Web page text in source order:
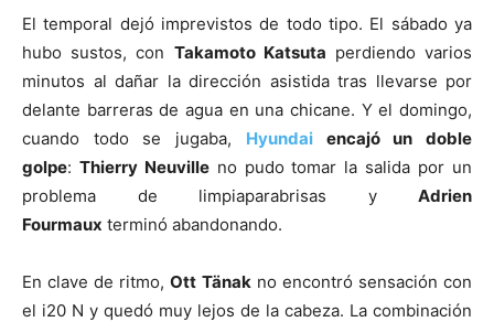
El temporal dejó imprevistos de todo tipo. El sábado ya
hubo sustos, con Takamoto Katsuta perdiendo varios
minutos al dañar la dirección asistida tras llevarse por
delante barreras de agua en una chicane. Y el domingo,
cuando todo se jugaba, Hyundaiencajó un doble
golpe: Thierry Neuvilleno pudo tomar la salida por un
problema de limpiaparabrisas y Adrien
Fourmaux terminó abandonando.
En clave de ritmo,Ott Tänakno encontró sensación con
el i20 N y quedó muy lejos de la cabeza. La combinación